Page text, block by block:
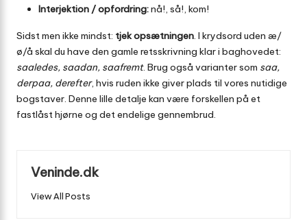
Interjektion / opfordring:nå!, så!, kom!
Sidst men ikke mindst: tjek opsætningen. I krydsord uden æ/
ø/å skal du have den gamle retsskrivning klar i baghovedet:
saaledes, saadan, saafremt. Brug også varianter som saa,
derpaa, derefter, hvis ruden ikke giver plads til vores nutidige
bogstaver. Denne lille detalje kan være forskellen på et
fastlåst hjørne og det endelige gennembrud.
Veninde.dk
View All Posts